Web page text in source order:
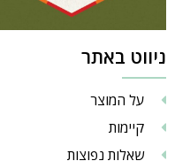
ניווט באתר
על המוצר
קיימות
שאלות נפוצות